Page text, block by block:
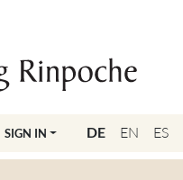
DE EN ES
SIGN IN